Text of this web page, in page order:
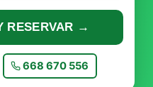
RESERVAR →
668 670 556